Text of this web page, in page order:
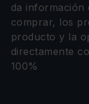
da información
comprar, los
producto y la
directamente
100%